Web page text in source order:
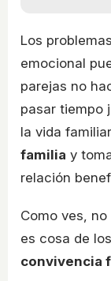
Los
emocional
parejas no
pasar tiempo
la vida
familia y
relación
Como ves,
es cosa de
convivencia